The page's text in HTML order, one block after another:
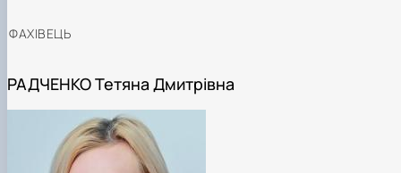
ФАХІВЕЦЬ
РАДЧЕНКО Тетяна Дмитрівна